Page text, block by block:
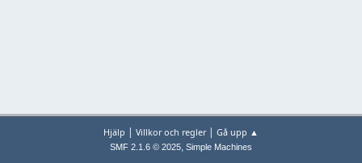
Hjälp | Villkor och regler| Gå upp ▲
SMF 2.1.6 © 2025, Simple Machines